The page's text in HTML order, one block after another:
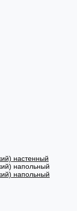
настенный
напольный
напольный